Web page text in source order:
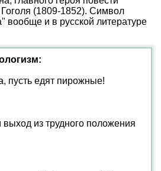
(1809-1852). Символ
вообще и в русской литературе
пусть едят пирожные!
из трудного положения